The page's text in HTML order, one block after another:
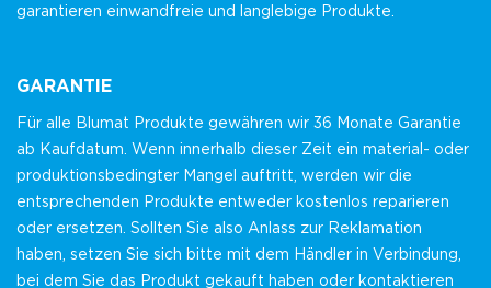
garantieren einwandfreie und langlebige Produkte.
GARANTIE
Für alle Blumat Produkte gewähren wir 36 Monate Garantie
ab Kaufdatum. Wenn innerhalb dieser Zeit ein material- oder
produktionsbedingter Mangel auftritt, werden wir die
entsprechenden Produkte entweder kostenlos reparieren
oder ersetzen. Sollten Sie also Anlass zur Reklamation
haben, setzen Sie sich bitte mit dem Händler in Verbindung,
bei dem Sie das Produkt gekauft haben oder kontaktieren